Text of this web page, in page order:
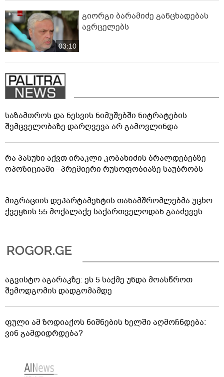
03:10
გიორგი ბარამიძე განცხადებას
ავრცელებს
საზამთროს და ნესვის ნიმუშებში ნიტრატების
შემცველობაზე დარღვევა არ გამოვლინდა
რა პასუხი აქვთ ირაკლი კობახიძის ბრალდებებზე
ოპოზიციაში - პრემიერი რუსოფობიაზე საუბრობს
მიგრაციის დეპარტამენტის თანამშრომლებმა უცხო
ქვეყნის 55 მოქალაქე საქართველოდან გააძევეს
აგვისტო აგარაკზე: ეს 5 საქმე უნდა მოასწროთ
შემოდგომის დადგომამდე
ფული ამ ზოდიაქოს ნიშნების ხელში აღმოჩნდება:
ვინ გამდიდრდება?